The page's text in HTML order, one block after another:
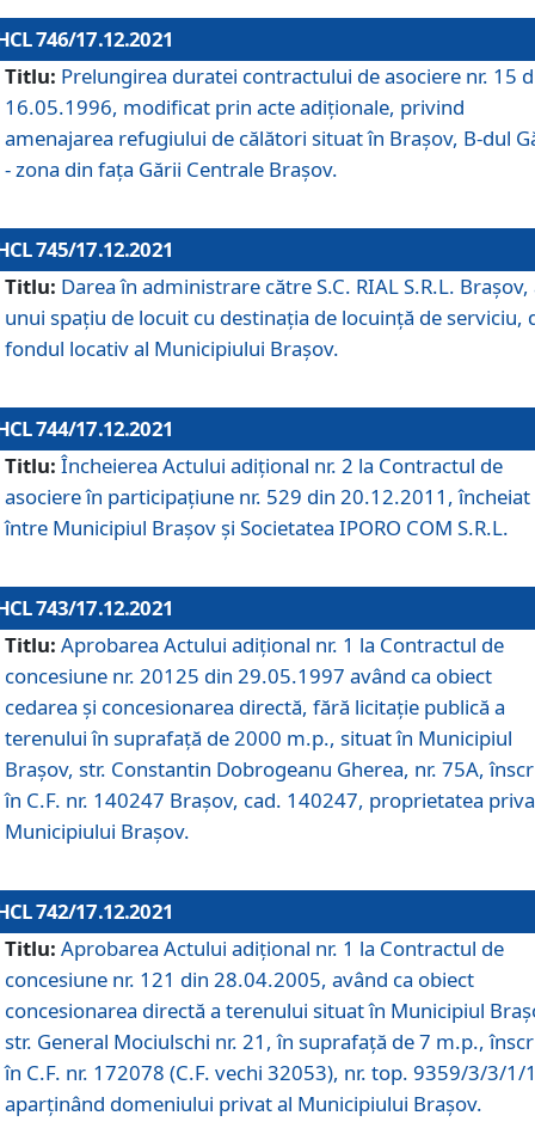
746/17.12.2021
Titlu: Prelungirea duratei contractului de asociere nr. 15
16.05.1996, modificat prin acte adiționale, privind
amenajarea refugiului de călători situat în Brașov, B-dul
- zona din faţa Gării Centrale Brașov.
745/17.12.2021
Titlu: Darea în administrare către S.C. RIAL S.R.L. Brașov,
unui spațiu de locuit cu destinația de locuință de serviciu,
fondul locativ al Municipiului Brașov.
744/17.12.2021
Titlu: Încheierea Actului adițional nr. 2 la Contractul de
asociere în participațiune nr. 529 din 20.12.2011, încheiat
între Municipiul Brașov și Societatea IPORO COM S.R.L.
743/17.12.2021
Titlu: Aprobarea Actului adiţional nr. 1 la Contractul de
concesiune nr. 20125 din 29.05.1997 având ca obiect
cedarea și concesionarea directă, fără licitație publică a
terenului în suprafață de 2000 m.p., situat în Municipiul
Brașov, str. Constantin Dobrogeanu Gherea, nr. 75A,
în C.F. nr. 140247 Brașov, cad. 140247, proprietatea
Municipiului Brașov.
742/17.12.2021
Titlu: Aprobarea Actului adiţional nr. 1 la Contractul de
concesiune nr. 121 din 28.04.2005, având ca obiect
concesionarea directă a terenului situat în Municipiul
str. General Mociulschi nr. 21, în suprafață de 7 m.p.,
în C.F. nr. 172078 (C.F. vechi 32053), nr. top. 9359/3/3/1/
aparținând domeniului privat al Municipiului Brașov.